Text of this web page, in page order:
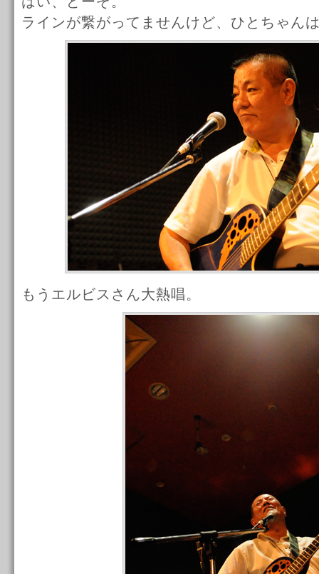
ラインが繋がってませんけど、ひとちゃん
もうエルビスさん大熱唱。